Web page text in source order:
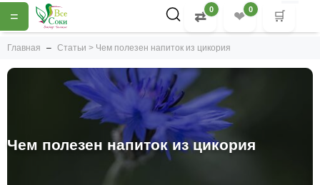
= ⇄ 0 ❤ 0 🛒
Главная Статьи > Чем полезен напиток из цикория
Чем полезен напиток из цикория